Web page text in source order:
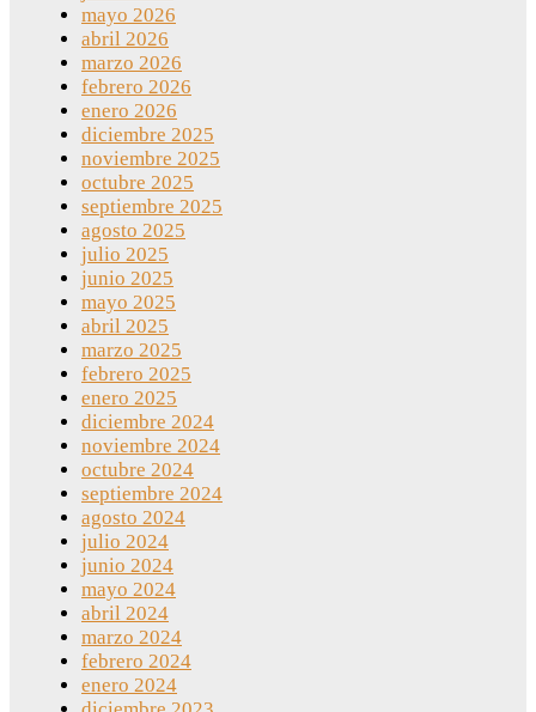
mayo 2026
abril 2026
marzo 2026
febrero 2026
enero 2026
diciembre 2025
noviembre 2025
octubre 2025
septiembre 2025
agosto 2025
julio 2025
junio 2025
mayo 2025
abril 2025
marzo 2025
febrero 2025
enero 2025
diciembre 2024
noviembre 2024
octubre 2024
septiembre 2024
agosto 2024
julio 2024
junio 2024
mayo 2024
abril 2024
marzo 2024
febrero 2024
enero 2024